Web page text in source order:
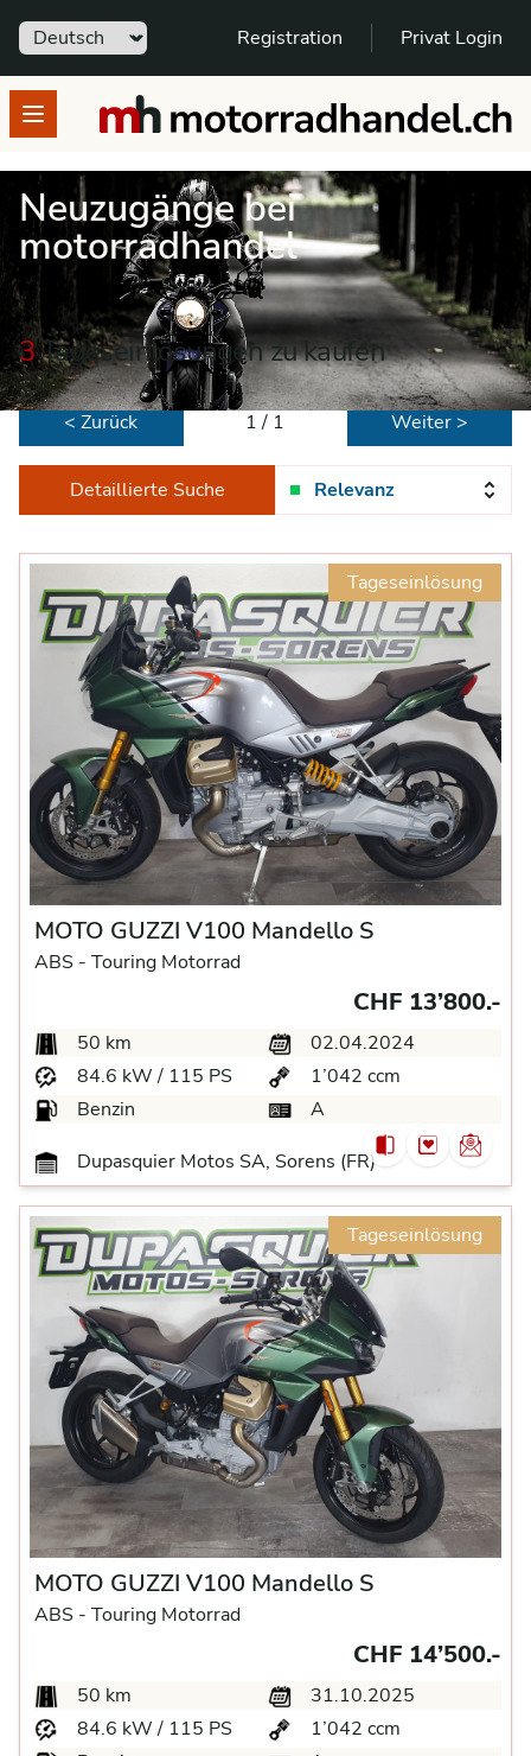
Sprache Registration Privat Login
Open menumotorradhandel.ch
Neuzugänge bei
motorradhandel
3Tageseinlösungen zu kaufen
< Zurück 1 / 1 Weiter >
Detaillierte Suche Relevanz
Tageseinlösung
MOTO GUZZI V100 Mandello S
ABS - Touring Motorrad
CHF 13’800.-
50 km
02.04.2024
84.6 kW / 115 PS
1’042 ccm
Benzin
A
Dupasquier Motos SA, Sorens (FR)
Tageseinlösung
MOTO GUZZI V100 Mandello S
ABS - Touring Motorrad
CHF 14’500.-
50 km
31.10.2025
84.6 kW / 115 PS
1’042 ccm